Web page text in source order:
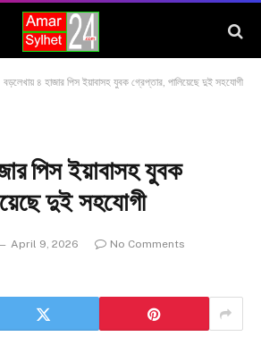
বড়লেখায় ৪ হাজার পিস ইয়াবাসহ যুবক গ্রেপ্তার, পালিয়েছে দুই সহযোগী
পিস ইয়াবাসহ যুবক
দুই সহযোগী
April 9, 2026
No Comments